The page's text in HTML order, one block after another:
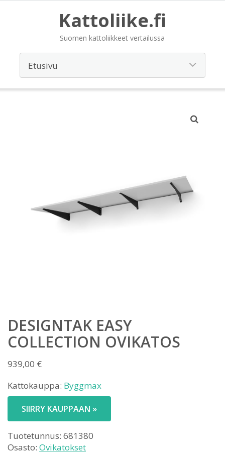
Kattoliike.fi
Suomen kattoliikkeet vertailussa
DESIGNTAK EASY
COLLECTION OVIKATOS
939,00 €
Kattokauppa: Byggmax
SIIRRY KAUPPAAN »
Tuotetunnus: 681380
Osasto: Ovikatokset